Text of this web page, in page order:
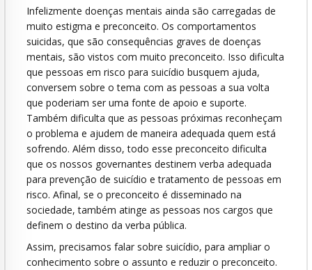
Infelizmente doenças mentais ainda são carregadas de
muito estigma e preconceito. Os comportamentos
suicidas, que são consequências graves de doenças
mentais, são vistos com muito preconceito. Isso dificulta
que pessoas em risco para suicídio busquem ajuda,
conversem sobre o tema com as pessoas a sua volta
que poderiam ser uma fonte de apoio e suporte.
Também dificulta que as pessoas próximas reconheçam
o problema e ajudem de maneira adequada quem está
sofrendo. Além disso, todo esse preconceito dificulta
que os nossos governantes destinem verba adequada
para prevenção de suicídio e tratamento de pessoas em
risco. Afinal, se o preconceito é disseminado na
sociedade, também atinge as pessoas nos cargos que
definem o destino da verba pública.
Assim, precisamos falar sobre suicídio, para ampliar o
conhecimento sobre o assunto e reduzir o preconceito.